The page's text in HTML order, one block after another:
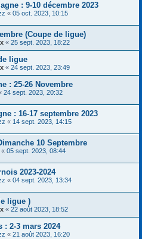
: 9-10 décembre 2023
« 05 oct. 2023, 10:15
(Coupe de ligue)
« 25 sept. 2023, 18:22
ligue
« 24 sept. 2023, 23:49
: 25-26 Novembre
24 sept. 2023, 20:32
: 16-17 septembre 2023
« 14 sept. 2023, 14:15
10 Septembre
« 05 sept. 2023, 08:44
2023-2024
« 04 sept. 2023, 13:34
ligue )
« 22 août 2023, 18:52
: 2-3 mars 2024
« 21 août 2023, 16:20